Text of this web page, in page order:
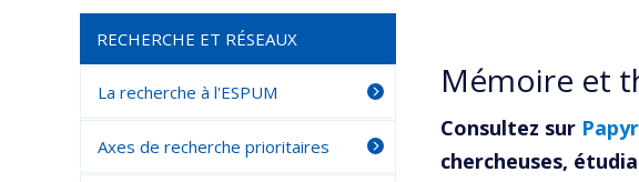
Mémoire et
Consultez sur
chercheuses,
RECHERCHE ET RÉSEAUX
La recherche à l'ESPUM
Axes de recherche prioritaires